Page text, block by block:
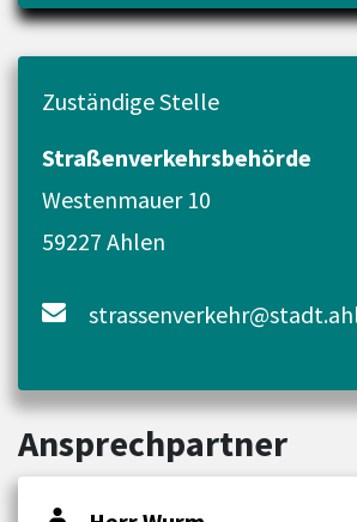
Zuständige Stelle
Straßenverkehrsbehörde
Westenmauer 10
59227 Ahlen
Ansprechpartner